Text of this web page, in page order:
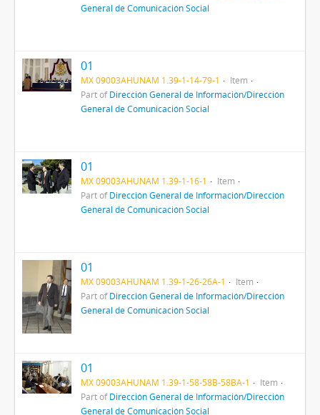
General de Comunicación Social
01
MX 09003AHUNAM 1.39-1-14-79-1
Item
Part ofDirección General de Información/Dirección
General de Comunicación Social
01
MX 09003AHUNAM 1.39-1-16-1
Item
Part ofDirección General de Información/Dirección
General de Comunicación Social
01
MX 09003AHUNAM 1.39-1-26-26A-1
Item
Part ofDirección General de Información/Dirección
General de Comunicación Social
01
MX 09003AHUNAM 1.39-1-58-58B-58BA-1
Item
Part ofDirección General de Información/Dirección
General de Comunicación Social